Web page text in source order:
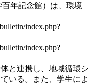
百年記念館）は、環境
index.php?
index.php?
と連携し、地域循環シ
いる。また、学生によ